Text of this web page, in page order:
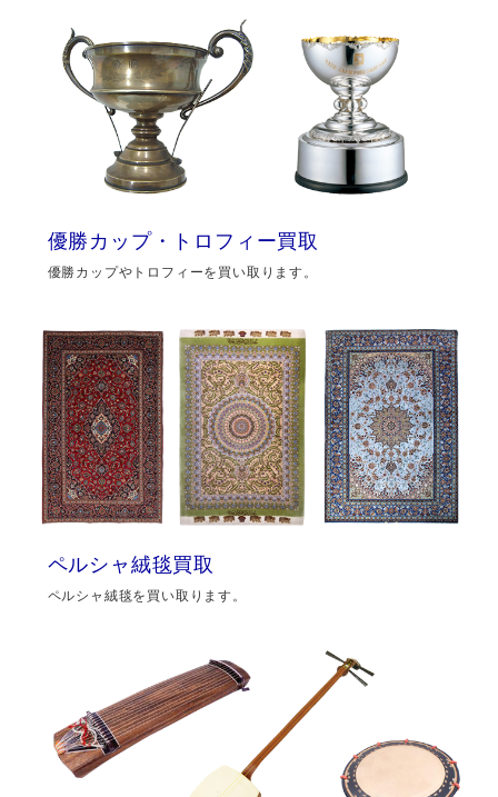
優勝カップ・トロフィー買取
優勝カップやトロフィーを買い取ります。
ペルシャ絨毯買取
ペルシャ絨毯を買い取ります。